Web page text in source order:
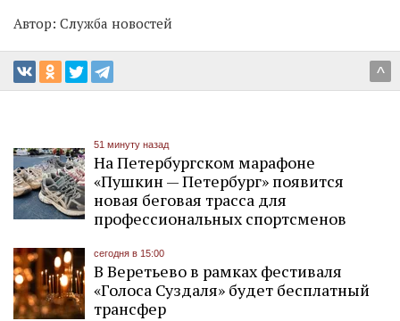
Автор: Служба новостей
^
51 минуту назад
На Петербургском марафоне
«Пушкин — Петербург» появится
новая беговая трасса для
профессиональных спортсменов
сегодня в 15:00
В Веретьево в рамках фестиваля
«Голоса Суздаля» будет бесплатный
трансфер